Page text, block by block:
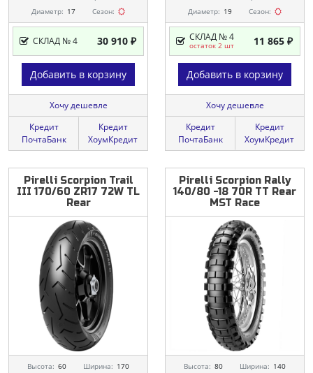
Диаметр: 17 Сезон:
СКЛАД № 4 30 910 ₽
Добавить в корзину
Хочу дешевле
Кредит
ПочтаБанк
Кредит
ХоумКредит
Диаметр: 19 Сезон:
СКЛАД № 4
остаток 2 шт 11 865 ₽
Добавить в корзину
Хочу дешевле
Кредит
ПочтаБанк
Кредит
ХоумКредит
Pirelli Scorpion Trail
III 170/60 ZR17 72W TL
Rear
Высота: 60 Ширина: 170
Pirelli Scorpion Rally
140/80 -18 70R TT Rear
MST Race
Высота: 80 Ширина: 140